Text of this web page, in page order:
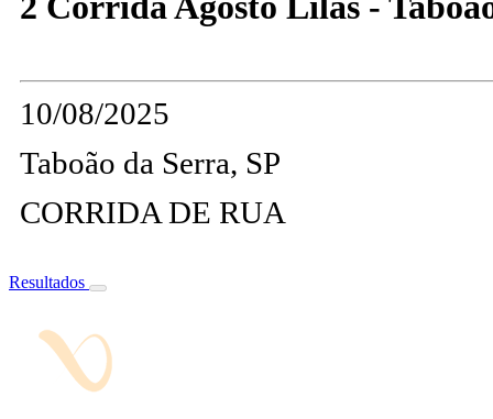
10/08/2025
Taboão da Serra, SP
CORRIDA DE RUA
Resultados